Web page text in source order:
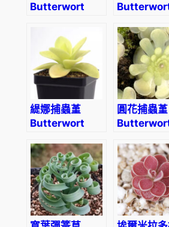
Butterwort
‘Sethos’)
laueana
緹娜捕蟲堇
Butterwort
Tina) (直徑3-
5cm)
圓花捕蟲堇